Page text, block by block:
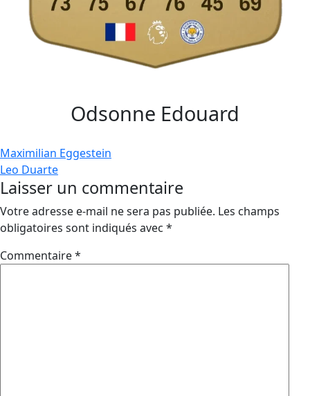
Odsonne Edouard
Navigation
de
l’article
Maximilian Eggestein
Leo Duarte
Laisser un commentaire
Votre adresse e-mail ne sera pas publiée. Les champs
obligatoires sont indiqués avec *
Commentaire*